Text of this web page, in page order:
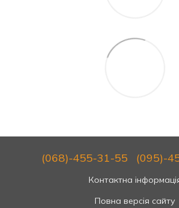
(068)-455-31-55 (095)-
Контактна
Повна версія сайту